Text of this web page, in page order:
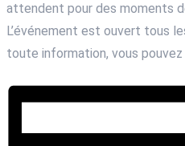
attendent pour des moments
L’événement est ouvert tous
toute information, vous